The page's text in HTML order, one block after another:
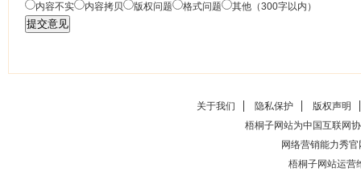
内容不实 内容拷贝 版权问题 格式问题 其他（300字以内）
关于我们 隐私保护
版权声明
梧桐子网站为中国互联网
网络营销能力秀官
梧桐子网站运营